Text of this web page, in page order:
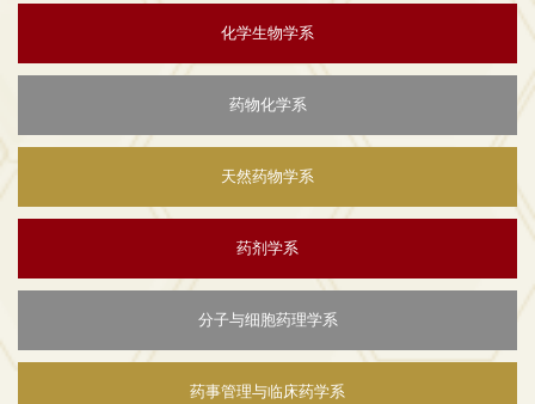
化学生物学系
药物化学系
天然药物学系
药剂学系
分子与细胞药理学系
药事管理与临床药学系